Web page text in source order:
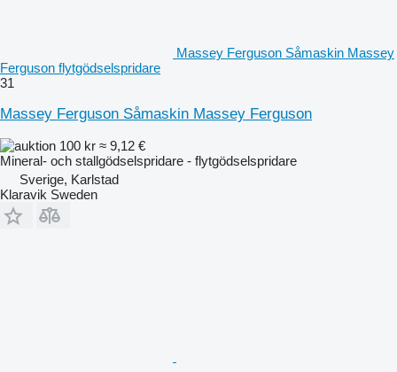
Massey Ferguson Såmaskin Massey
Ferguson flytgödselspridare
31
Massey Ferguson Såmaskin Massey Ferguson
100 kr ≈ 9,12 €
Mineral- och stallgödselspridare - flytgödselspridare
Sverige, Karlstad
Klaravik Sweden